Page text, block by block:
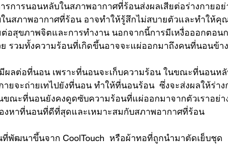
การนอนหลับในสภาพอากาศที่ร้อนส่งผลเสียต่อร่างกายอย่
นสภาพอากาศที่ร้อน อาจทำให้รู้สึกไม่สบายตัวและทำให้คุ
ต่อสุขภาพจิตและการทำงาน นอกจากนี้การมีเหงื่อออกตอน
รวมทั้งความร้อนที่เกิดขึ้นอาจจะแผ่ออกมาถึงคนที่นอนข้า
ผลต่อที่นอน เพราะที่นอนจะเก็บความร้อน ในขณะที่นอนหลั
ยจะถ่ายเทไปยังที่นอน ทำให้ที่นอนร้อน  ซึ่งจะส่งผลให้ร่าง
ณะที่นอนยังคงดูดซับความร้อนที่แผ่ออกมาจากตัวเราอย่า
งหาที่นอนที่ดีที่สุดและเหมาะสมกับสภาพอากาศที่ร้อน
พัฒนาขึ้นจาก CoolTouch  หรือผ้าทอที่ถูกนำมาตัดเย็บชุด